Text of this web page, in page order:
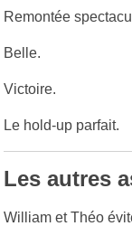
Remontée
Belle.
Victoire.
Le hold-up parfait.
Les autres
William et Théo